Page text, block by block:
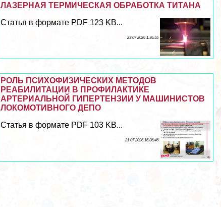
ЛАЗЕРНАЯ ТЕРМИЧЕСКАЯ ОБРАБОТКА ТИТАНА
Статья в формате PDF 123 KB...
23 07 2026 1:36:55
РОЛЬ ПСИХОФИЗИЧЕСКИХ МЕТОДОВ
РЕАБИЛИТАЦИИ В ПРОФИЛАКТИКЕ
АРТЕРИАЛЬНОЙ ГИПЕРТЕНЗИИ У МАШИНИСТОВ
ЛОКОМОТИВНОГО ДЕПО
Статья в формате PDF 103 KB...
21 07 2026 16:36:46